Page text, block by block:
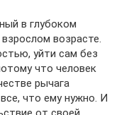
в глубоком
возрасте.
уйти сам без
что человек
рычага
что ему нужно. И